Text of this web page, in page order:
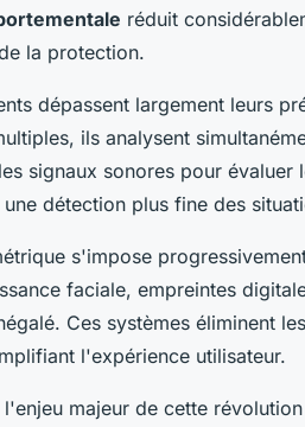
réduit
la protection.
dépassent largement leurs
ils analysent
signaux sonores pour évaluer
une détection plus fine des
s'impose
faciale, empreintes
Ces systèmes éliminent
l'expérience utilisateur.
majeur de cette